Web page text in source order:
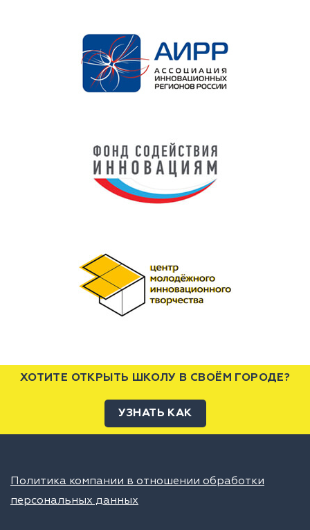
ХОТИТЕ ОТКРЫТЬ ШКОЛУ В СВОЁМ ГОРОДЕ?
УЗНАТЬ КАК
Политика компании в отношении обработки
персональных данных